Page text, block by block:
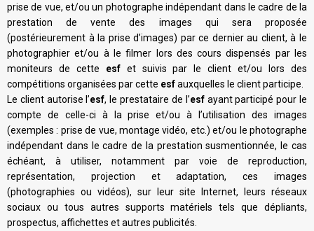
prise de vue, et/ou un photographe indépendant dans le cadre de la
prestation de vente des images qui sera proposée
(postérieurement à la prise d’images) par ce dernier au client, à le
photographier et/ou à le filmer lors des cours dispensés par les
moniteurs de cette esfet suivis par le client et/ou lors des
compétitions organisées par cette esfauxquelles le client participe.
Le client autorise l’esf, le prestataire de l’esfayant participé pour le
compte de celle-ci à la prise et/ou à l’utilisation des images
(exemples : prise de vue, montage vidéo, etc.) et/ou le photographe
indépendant dans le cadre de la prestation susmentionnée, le cas
échéant, à utiliser, notamment par voie de reproduction,
représentation, projection et adaptation, ces images
(photographies ou vidéos), sur leur site Internet, leurs réseaux
sociaux ou tous autres supports matériels tels que dépliants,
prospectus, affichettes et autres publicités.